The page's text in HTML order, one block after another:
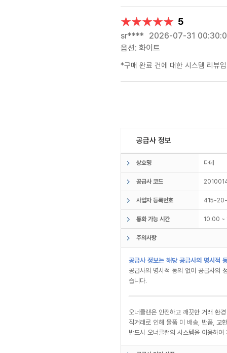
★★★★★
★★★★★ 5
sr**** 2026-07-31
옵션: 화이트
*구매 완료 건에 대한 시스템 리뷰
공급사 정보
상호명 다데
공급사 코드
사업자 등록번호 415-
통화 가능 시간 10:00
주의사항
공급사 정보는 해당 공급사의 명시적
공급사의 명시적 동의 없이 공급사의
습니다.
오너클랜은 안전하고 깨끗한 거래 환
직거래로 인해 물품 미 배송, 반품, 교
반드시 오너클랜의 시스템을 이용하